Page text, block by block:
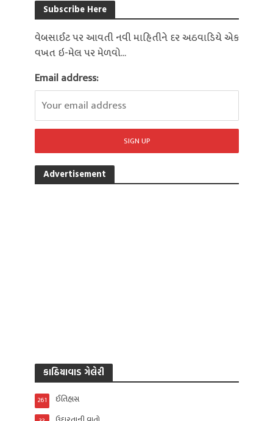
Subscribe Here
વેબસાઈટ પર આવતી નવી માહિતીને દર અઠવાડિયે એક
વખત ઇ-મેલ પર મેળવો...
Email address:
Advertisement
કાઠિયાવાડ ગેલેરી
ઈતિહાસ
261